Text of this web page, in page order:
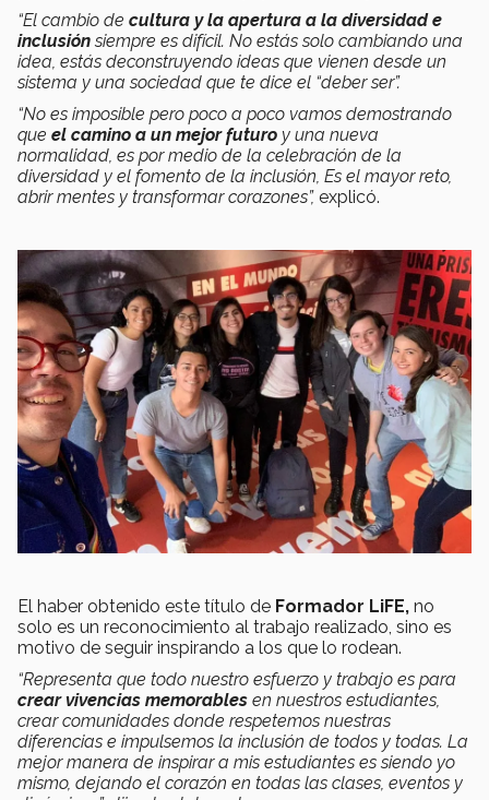
“El cambio de cultura y la apertura a la diversidad e
inclusiónsiempre es difícil. No estás solo cambiando una
idea, estás deconstruyendo ideas que vienen desde un
sistema y una sociedad que te dice el “deber ser”.
“No es imposible pero poco a poco vamos demostrando
que el camino a un mejor futuro y una nueva
normalidad, es por medio de la celebración de la
diversidad y el fomento de la inclusión, Es el mayor reto,
abrir mentes y transformar corazones”, explicó.
El haber obtenido este título de Formador LiFE, no
solo es un reconocimiento al trabajo realizado, sino es
motivo de seguir inspirando a los que lo rodean.
“Representa que todo nuestro esfuerzo y trabajo es para
crear vivencias memorables en nuestros estudiantes,
crear comunidades donde respetemos nuestras
diferencias e impulsemos la inclusión de todos y todas. La
mejor manera de inspirar a mis estudiantes es siendo yo
mismo, dejando el corazón en todas las clases, eventos y